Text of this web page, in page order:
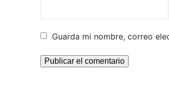
Guarda mi nombre, correo